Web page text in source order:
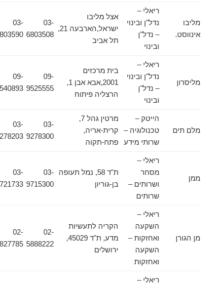
מליבו
אינווסט.
ריאלי –
נדל"ן ובינוי
– נדל"ן
ובינוי
אצל מליבו
ישראל,הארבעה 21,
תל אביב
6803508
6803590
מליסרון
ריאלי –
נדל"ן ובינוי
– נדל"ן
ובינוי
בית מרכזים
2001,אבא אבן 1,
הרצליה פיתוח
9525555
9540893
מלם תים
הייטק –
טכנולוגיה –
שרותי מידע
מרטין גהל 7,
קרית-אריה,
פתח-תקוה
9278300
9278203
ריאלי –
מסחר
ושרותים –
שרותים
ת"ד 58, נמל תעופה
בן-גוריון
03-
9715300
9721733
מן הגורן
ריאלי –
השקעה
ואחזקות –
השקעה
ואחזקות
הקריה לתעשיות
מדע, ת"ד 45029,
ירושלים
5888222
5827785
ריאלי –